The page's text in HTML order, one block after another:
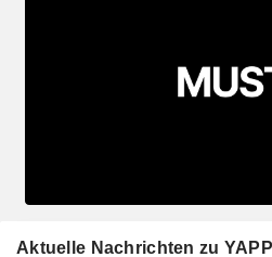
Aktuelle Nachrichten zu